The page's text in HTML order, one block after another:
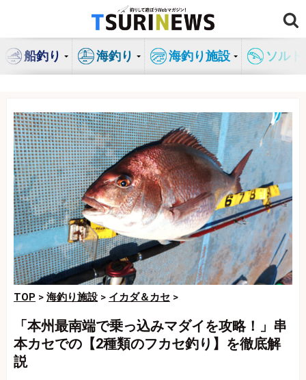
ン
船釣り 海釣り 海釣り施設 ソル
TOP > 海釣り施設 > イカダ＆カセ >
「本州最南端で乗っ込みマダイを攻略！」串
本カセでの【2種類のフカセ釣り】を徹底解
説